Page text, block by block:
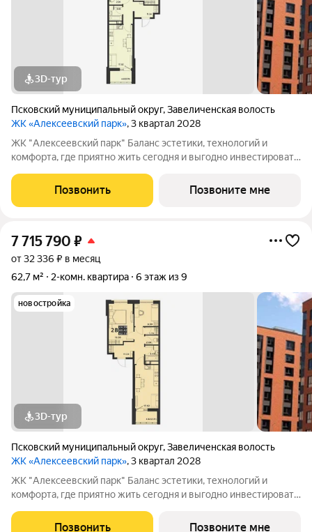
3D-тур
Псковский муниципальный округ,Завеличенская волость
ЖК «Алексеевский парк», 3 квартал 2028
ЖК "Алексеевский парк" Баланс эстетики, технологий и
комфорта, где приятно жить сегодня и выгодно инвестировать
современный проект комфорт класса в развивающемся
районе дальнего Завеличья. Дом выполнен в
Позвонить Позвоните мне
7 715 790 ₽
от 32 336 ₽ в месяц
62,7 м²
2-комн. квартира 6 этаж из 9
новостройка
3D-тур
Псковский муниципальный округ,Завеличенская волость
ЖК «Алексеевский парк», 3 квартал 2028
ЖК "Алексеевский парк" Баланс эстетики, технологий и
комфорта, где приятно жить сегодня и выгодно инвестировать
современный проект комфорт класса в развивающемся
Позвонить Позвоните мне